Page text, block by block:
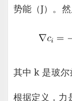
势能（J）。
其中 k 是玻尔
根据定义，力